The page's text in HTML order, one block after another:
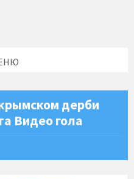
дерби
Видео гола